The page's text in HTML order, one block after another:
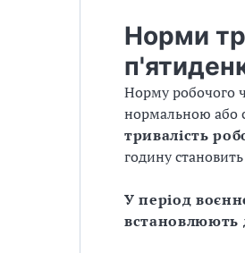
Норми
Норму робочого
нормальною або
тривалість
годину становить
У період
встановлюють